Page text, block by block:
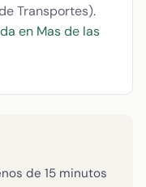
Transportes).
en Mas de las
de 15 minutos